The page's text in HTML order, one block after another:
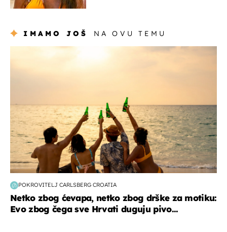
IMAMO JOŠ NA OVU TEMU
POKROVITELJ CARLSBERG CROATIA
Netko zbog ćevapa, netko zbog drške za motiku:
Evo zbog čega sve Hrvati duguju pivo...